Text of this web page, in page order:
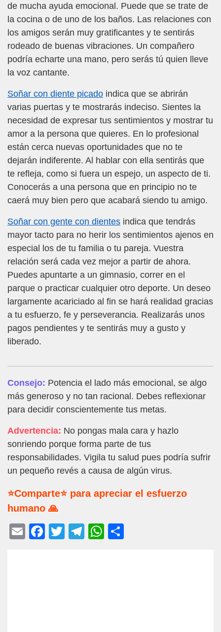
de mucha ayuda emocional. Puede que se trate de
la cocina o de uno de los baños. Las relaciones con
los amigos serán muy gratificantes y te sentirás
rodeado de buenas vibraciones. Un compañero
podría echarte una mano, pero serás tú quien lleve
la voz cantante.
Soñar con diente picado indica que se abrirán
varias puertas y te mostrarás indeciso. Sientes la
necesidad de expresar tus sentimientos y mostrar tu
amor a la persona que quieres. En lo profesional
están cerca nuevas oportunidades que no te
dejarán indiferente. Al hablar con ella sentirás que
te refleja, como si fuera un espejo, un aspecto de ti.
Conocerás a una persona que en principio no te
caerá muy bien pero que acabará siendo tu amigo.
Soñar con gente con dientes indica que tendrás
mayor tacto para no herir los sentimientos ajenos en
especial los de tu familia o tu pareja. Vuestra
relación será cada vez mejor a partir de ahora.
Puedes apuntarte a un gimnasio, correr en el
parque o practicar cualquier otro deporte. Un deseo
largamente acariciado al fin se hará realidad gracias
a tu esfuerzo, fe y perseverancia. Realizarás unos
pagos pendientes y te sentirás muy a gusto y
liberado.
Consejo: Potencia el lado más emocional, se algo
más generoso y no tan racional. Debes reflexionar
para decidir conscientemente tus metas.
Advertencia: No pongas mala cara y hazlo
sonriendo porque forma parte de tus
responsabilidades. Vigila tu salud pues podría sufrir
un pequeño revés a causa de algún virus.
⭐Comparte⭐ para apreciar el esfuerzo
humano 🙏
E
F
T
T
W